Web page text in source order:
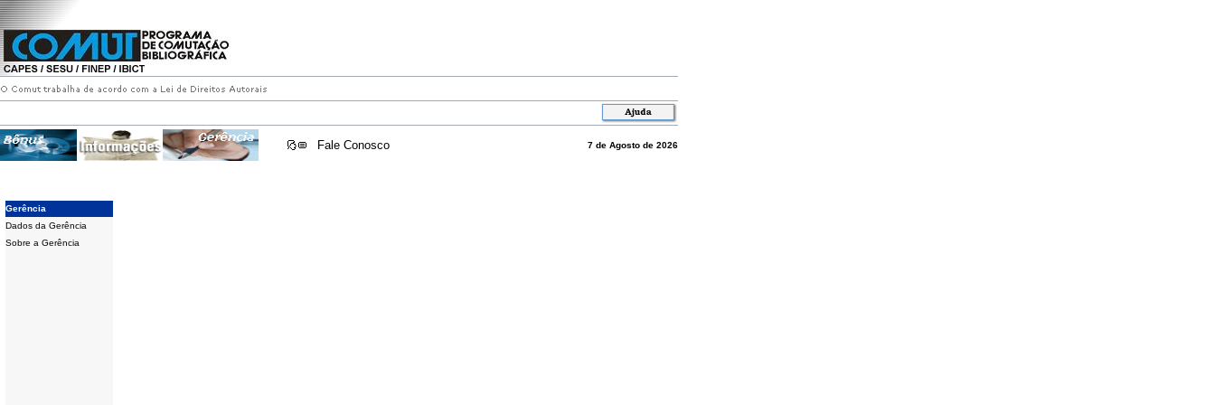
Fale Conosco 7 de Agosto de 2026
Gerência
Dados da Gerência
Sobre a Gerência